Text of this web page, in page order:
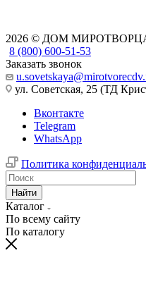
2026 © ДОМ
8 (800) 600-51-53
Заказать звонок
ул. Советская, 25 (ТД
Вконтакте
Telegram
WhatsApp
Политика
Найти
Каталог
По всему сайту
По каталогу